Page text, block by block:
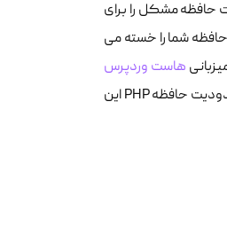
حافظه مشکل را برای
شما را خسته می
هاست وردپرس
خود بخواهید تا به گزارش های سرور نگاهی بیندازد تا به شما در یافتن تشخیص دقیق کمک کند. اگر افزایش محدودیت حافظه PHP این